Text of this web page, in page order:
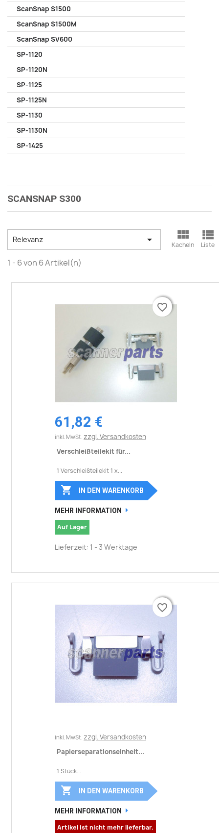
ScanSnap S1500
ScanSnap S1500M
ScanSnap SV600
SP-1120
SP-1120N
SP-1125
SP-1125N
SP-1130
SP-1130N
SP-1425
SCANSNAP S300
Relevanz  
Kacheln

Liste
1 - 6 von 6 Artikel(n)
61,82 €
inkl. MwSt. zzgl. Versandkosten
Verschleißteilekit für...
1 Verschleißteilekit 1 x...
favorite_border
 IN DEN WARENKORB
MEHR INFORMATION
Auf Lager
Lieferzeit: 1 - 3 Werktage
favorite_border
inkl. MwSt. zzgl. Versandkosten
Papierseparationseinheit...
1 Stück...
favorite_border
 IN DEN WARENKORB
MEHR INFORMATION
Artikel ist nicht mehr lieferbar.
favorite_border